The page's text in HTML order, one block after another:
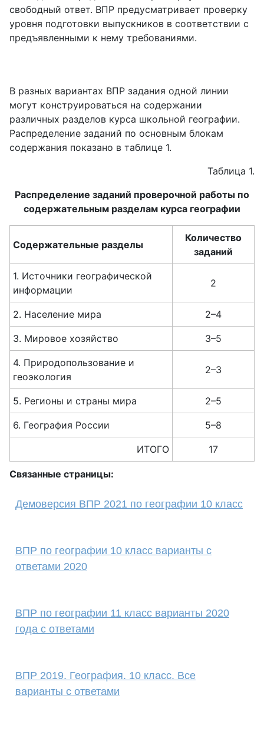
свободный ответ. ВПР предусматривает проверку
уровня подготовки выпускников в соответствии с
предъявленными к нему требованиями.
В разных вариантах ВПР задания одной линии
могут конструироваться на содержании
различных разделов курса школьной географии.
Распределение заданий по основным блокам
содержания показано в таблице 1.
Таблица 1.
Распределение заданий проверочной работы по
содержательным разделам курса географии
Содержательные разделы
Количество
заданий
1. Источники географической
информации
2
2. Население мира 2–4
3. Мировое хозяйство 3–5
4. Природопользование и
геоэкология
2–3
5. Регионы и страны мира 2–5
6. География России 5–8
ИТОГО 17
Связанные страницы:
Демоверсия ВПР 2021 по географии 10 класс
ВПР по географии 10 класс варианты с
ответами 2020
ВПР по географии 11 класс варианты 2020
года с ответами
ВПР 2019. География. 10 класс. Все
варианты с ответами